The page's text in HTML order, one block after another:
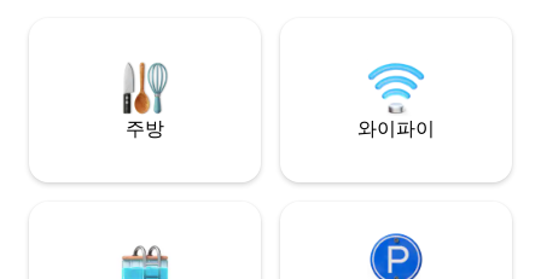
located 10-15 MIN DRIVE from different
beaches of Tulum & a short stroll to
nearby cenotes.
who value
Unforgettable
Tulum living!
주방 와이파이